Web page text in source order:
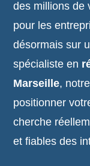
des millions de
pour les
désormais sur
spécialiste en
Marseille,
positionner
cherche
et fiables des